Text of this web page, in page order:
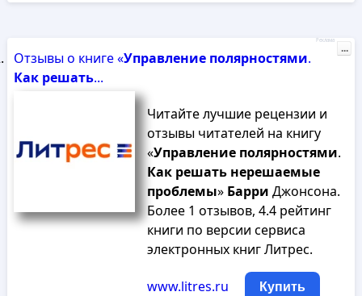
Отзывы о книге «Управление полярностями.
Как решать...
Читайте лучшие рецензии и
отзывы читателей на книгу
«Управление полярностями.
Как решать нерешаемые
проблемы» Барри Джонсона.
Более 1 отзывов, 4.4 рейтинг
книги по версии сервиса
электронных книг Литрес.
www.litres.ru Купить
Реклама
...